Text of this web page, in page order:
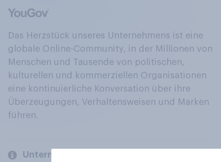
Das Herzstück unseres Unternehmens ist eine
globale Online-Community, in der Millionen von
Menschen und Tausende von politischen,
kulturellen und kommerziellen Organisationen
eine kontinuierliche Konversation über ihre
Überzeugungen, Verhaltensweisen und Marken
führen.
Unternehmen